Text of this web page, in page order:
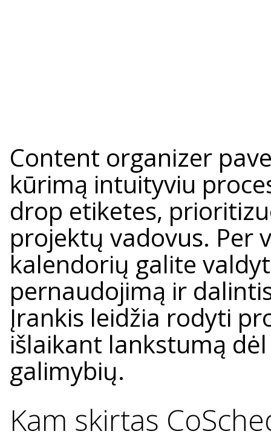
Content organizer
kūrimą intuityviu
drop etiketes,
projektų vadovus. Per
kalendorių galite
pernaudojimą ir
Įrankis leidžia rodyti
išlaikant lankstumą
galimybių.
Kam skirtas